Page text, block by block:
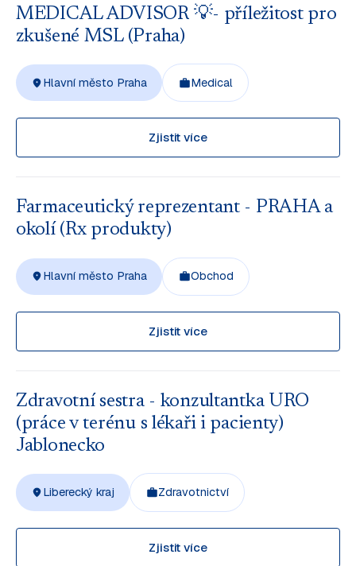
MEDICAL ADVISOR 💡- příležitost pro
zkušené MSL (Praha)
Hlavní město Praha Medical
Zjistit více
Farmaceutický reprezentant - PRAHA a
okolí (Rx produkty)
Hlavní město Praha Obchod
Zjistit více
Zdravotní sestra - konzultantka URO
(práce v terénu s lékaři i pacienty)
Jablonecko
Liberecký kraj Zdravotnictví
Zjistit více